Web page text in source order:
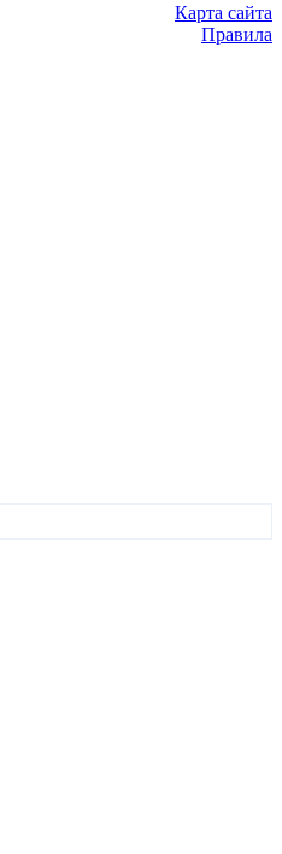
Карта сайта
Правила